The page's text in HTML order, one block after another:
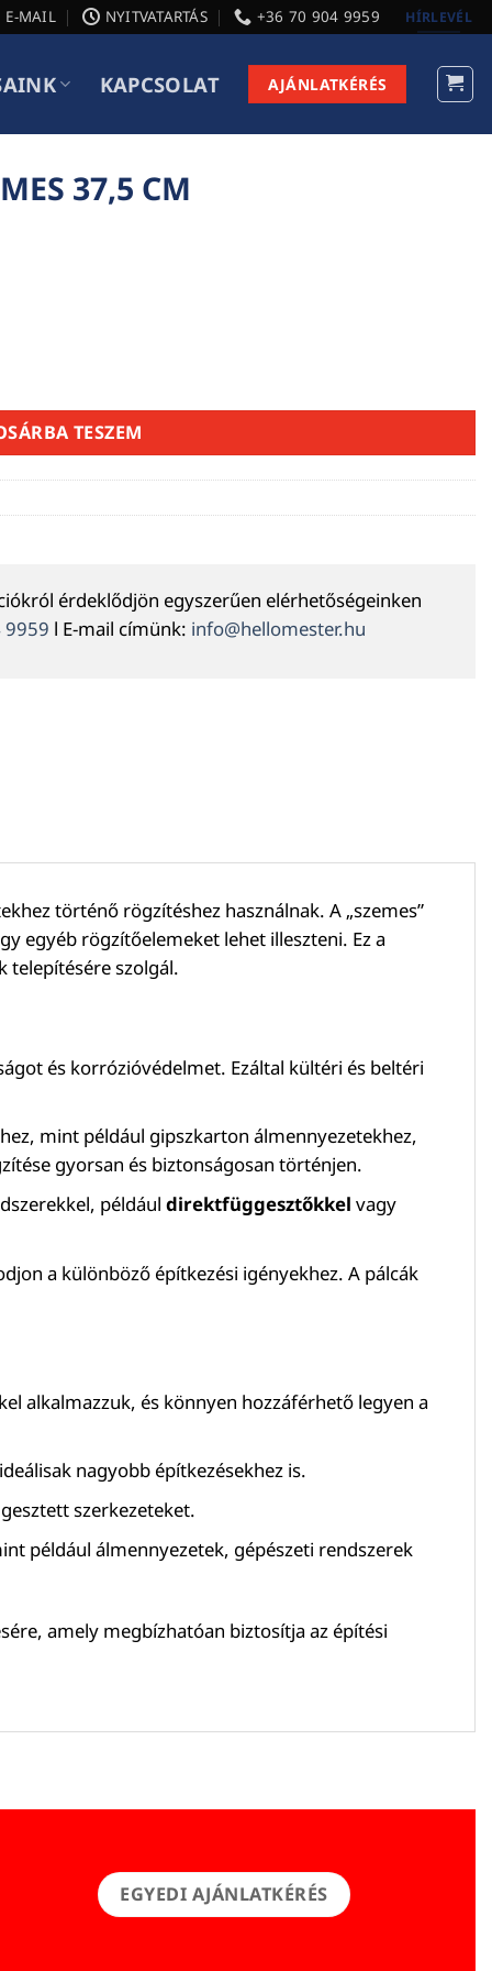
E-MAIL NYITVATARTÁS +36 70 904 9959 HÍRLEVÉL
KAPCSOLAT AJÁNLATKÉRÉS
37,5 CM
TESZEM
érdeklődjön egyszerűen elérhetőségeinken
9959 l E-mail címünk: info@hellomester.hu
történő rögzítéshez használnak. A „szemes”
egyéb rögzítőelemeket lehet illeszteni. Ez a
telepítésére szolgál.
és korrózióvédelmet. Ezáltal kültéri és beltéri
mint például gipszkarton álmennyezetekhez,
gyorsan és biztonságosan történjen.
például direktfüggesztőkkel vagy
a különböző építkezési igényekhez. A pálcák
alkalmazzuk, és könnyen hozzáférhető legyen a
nagyobb építkezésekhez is.
szerkezeteket.
például álmennyezetek, gépészeti rendszerek
amely megbízhatóan biztosítja az építési
EGYEDI AJÁNLATKÉRÉS